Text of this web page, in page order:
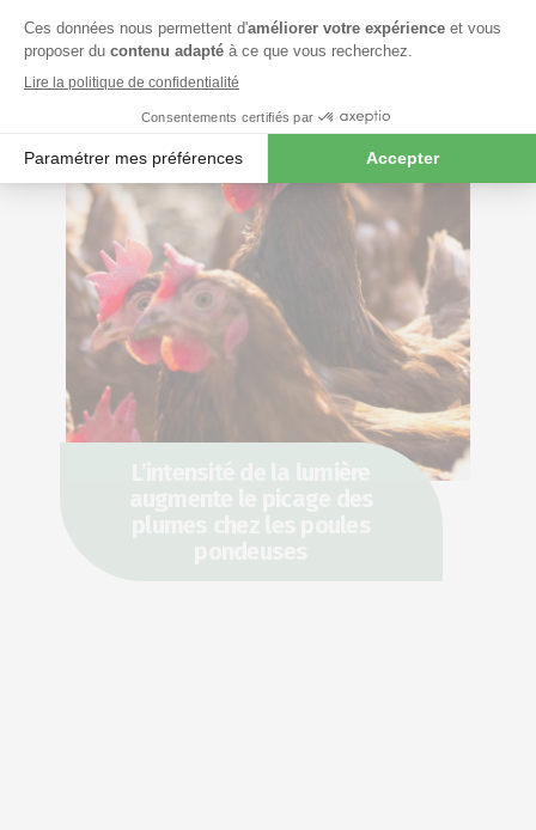
viande
26/04